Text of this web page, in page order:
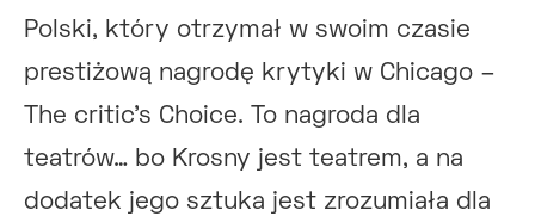
Polski, który otrzymał w swoim czasie
prestiżową nagrodę krytyki w Chicago –
The critic’s Choice. To nagroda dla
teatrów… bo Krosny jest teatrem, a na
dodatek jego sztuka jest zrozumiała dla